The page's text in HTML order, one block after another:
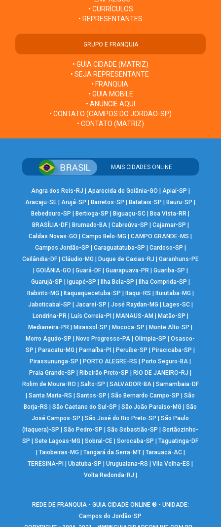
• CURRÍCULOS
• REPRESENTANTES
GRUPO E FRANQUIA
• GUIA CIDADE (MATRIZ)
• SEJA REPRESENTANTE
• FRANQUIA
• GUIA MOBILE
• ANUNCIE AQUI
• CONTATO (CAMPOS DO JORDÃO-SP)
• CONTATO (MATRIZ)
MAIS CIDADES ONLINE
Angra dos Reis-RJ Aparecida de Goiânia-GO Apiaí-SP
Aracaju-SE |Arujá-SP Barretos-SP Batatais-SP Bauru-SP
Bebedouro-SP
Bertioga-SP Biguaçu-SC Boa Vista-RR
BRASÍLIA-DF| Brumado-BA| Cabreúva-SP Cajamar-SP
Caldas Novas-GO
|Campo Belo-MG |CAMPO GRANDE-MS
Campos Jordão-SP
Caraguatatuba-SP Cardoso-SP
Ceilândia-DF| Cláudio-MG Duque de Caxias-RJ
Garanhuns-PE
GOIÂNIA-GO Guará-DF| Guarapuava-PR| Guariba-SP
Guarujá-SP
Iguapé-SP Ilha Bela-SP Ilha Comprida-SP
Itabirito-MG
Itaquaquecetuba-SP Itaqui-RS Ituiutaba-MG
Jaboticabal-SP
Jacareí-SP José Raydan-MG Lages-SC|
Londrina-PR| Luís Correia-PI MANAUS-AM Matão-SP
Medianeira-PR
Mirassol-SP Mococa-SP Monte Alto-SP
Morro Agudo-SP
Novo Progresso-PA |Olímpia-SP |Osasco-
SP
Paracatu-MG Parnaíba-PI Peruíbe-SP Piracicaba-SP
Pirassununga-SP
PORTO ALEGRE-RS Porto Seguro-BA
Praia Grande-SP
Ribeirão Preto-SP RIO DE JANEIRO-RJ
Rolim de Moura-RO
Salto-SP SALVADOR-BA| Samambaia-DF
|Santa Maria-RS |Santos-SP |São Bernardo Campo-SP |São
Borja-RS
|São Caetano do Sul-SP |São João Paraíso-MG |São
José Campos-SP
|São José do Rio Preto-SP |São Paulo
(Itaquera)-SP
|São Pedro-SP |São Sebastião-SP |Sertãozinho-
SP
|Sete Lagoas-MG |Sobral-CE |Sorocaba-SP |Taguatinga-DF
Taiobeiras-MG Tangará da Serra-MT| Tarauacá-AC|
TERESINA-PI
|Ubatuba-SP |Uruguaiana-RS |Vila Velha-ES
Volta Redonda-RJ
REDE DE FRANQUIA - GUIA CIDADE ONLINE ® - UNIDADE:
Campos do Jordão-SP